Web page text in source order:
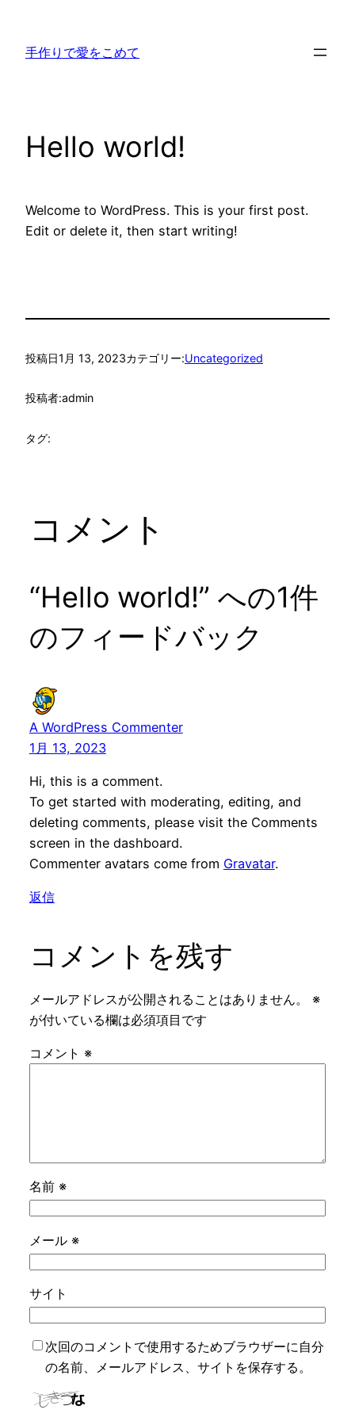
手作りで愛をこめて
Hello world!
Welcome to WordPress. This is your first post.
Edit or delete it, then start writing!
投稿日1月 13, 2023カテゴリー:Uncategorized
投稿者:admin
タグ:
コメント
“Hello world!” への1件
のフィードバック
A WordPress Commenter
1月 13, 2023
Hi, this is a comment.
To get started with moderating, editing, and
deleting comments, please visit the Comments
screen in the dashboard.
Commenter avatars come from Gravatar.
返信
コメントを残す
メールアドレスが公開されることはありません。
※
が付いている欄は必須項目です
コメント ※
名前 ※
メール ※
サイト
次回のコメントで使用するためブラウザーに自分
の名前、メールアドレス、サイトを保存する。